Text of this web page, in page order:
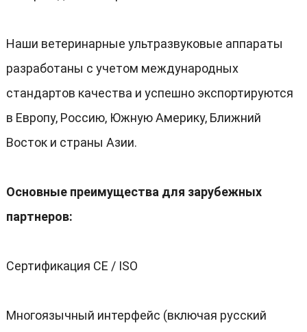
Наши ветеринарные ультразвуковые аппараты
разработаны с учетом международных
стандартов качества и успешно экспортируются
в Европу, Россию, Южную Америку, Ближний
Восток и страны Азии.
Основные преимущества для зарубежных
партнеров:
Сертификация CE / ISO
Многоязычный интерфейс (включая русский